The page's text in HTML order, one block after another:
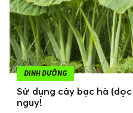
DINH DƯỠNG
Sử dụng cây bạc hà
nguy!